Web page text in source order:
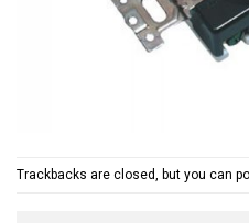
Trackbacks are closed, but you can